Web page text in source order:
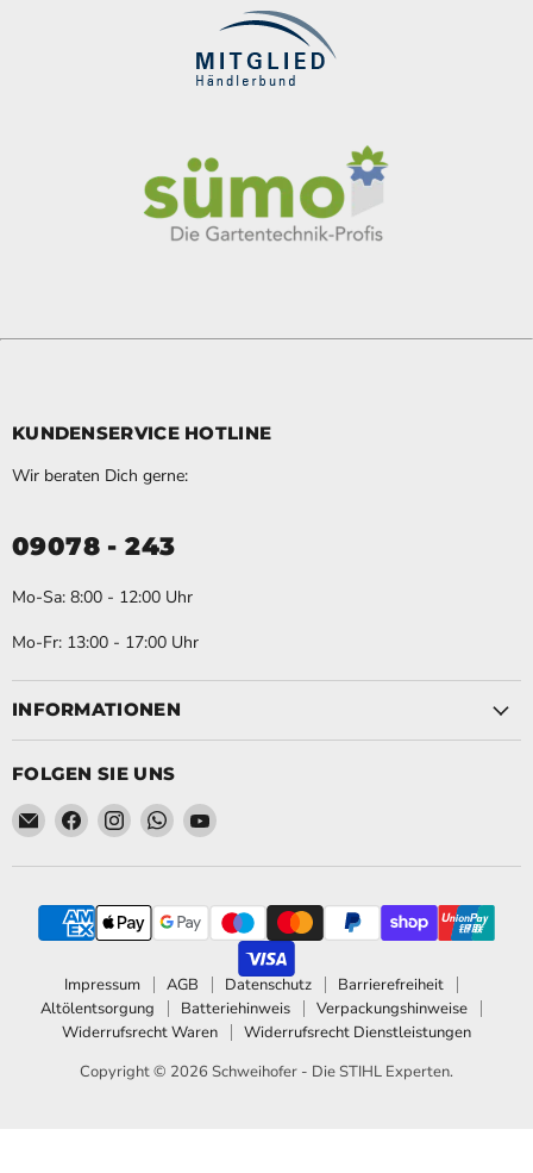
KUNDENSERVICE HOTLINE
Wir beraten Dich gerne:
09078 - 243
Mo-Sa: 8:00 - 12:00 Uhr
Mo-Fr: 13:00 - 17:00 Uhr
INFORMATIONEN
FOLGEN SIE UNS
Email Schweihofer - Die STIHL Experten.
Finden Sie uns auf Facebook
Finden Sie uns auf Instagram
Finden Sie uns auf WhatsApp
Finden Sie uns auf YouTube
Impressum AGB Datenschutz
Barrierefreiheit
Altölentsorgung
Batteriehinweis
Verpackungshinweise
Widerrufsrecht Waren
Widerrufsrecht Dienstleistungen
Copyright © 2026 Schweihofer - Die STIHL Experten.